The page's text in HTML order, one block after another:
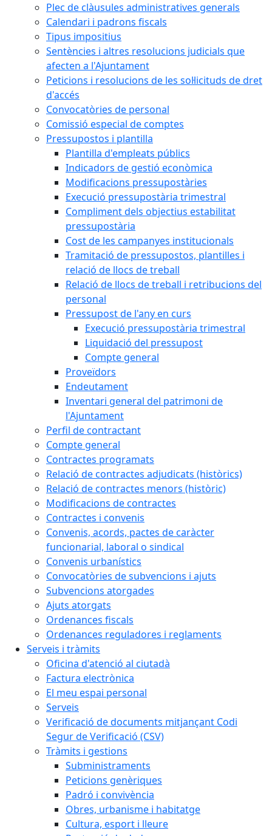
Plec de clàusules administratives generals
Calendari i padrons fiscals
Tipus impositius
Sentències i altres resolucions judicials que
afecten a l'Ajuntament
Peticions i resolucions de les sol·licituds de dret
d'accés
Convocatòries de personal
Comissió especial de comptes
Pressupostos i plantilla
Plantilla d'empleats públics
Indicadors de gestió econòmica
Modificacions pressupostàries
Execució pressupostària trimestral
Compliment dels objectius estabilitat
pressupostària
Cost de les campanyes institucionals
Tramitació de pressupostos, plantilles i
relació de llocs de treball
Relació de llocs de treball i retribucions del
personal
Pressupost de l'any en curs
Execució pressupostària trimestral
Liquidació del pressupost
Compte general
Proveïdors
Endeutament
Inventari general del patrimoni de
l'Ajuntament
Perfil de contractant
Compte general
Contractes programats
Relació de contractes adjudicats (històrics)
Relació de contractes menors (històric)
Modificacions de contractes
Contractes i convenis
Convenis, acords, pactes de caràcter
funcionarial, laboral o sindical
Convenis urbanístics
Convocatòries de subvencions i ajuts
Subvencions atorgades
Ajuts atorgats
Ordenances fiscals
Ordenances reguladores i reglaments
Serveis i tràmits
Oficina d'atenció al ciutadà
Factura electrònica
El meu espai personal
Serveis
Verificació de documents mitjançant Codi
Segur de Verificació (CSV)
Tràmits i gestions
Subministraments
Peticions genèriques
Padró i convivència
Obres, urbanisme i habitatge
Cultura, esport i lleure